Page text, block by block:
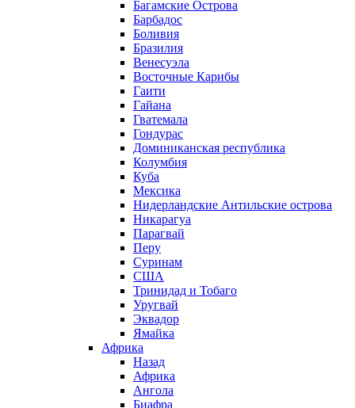
Багамские Острова
Барбадос
Боливия
Бразилия
Венесуэла
Восточные Карибы
Гаити
Гайана
Гватемала
Гондурас
Доминиканская республика
Колумбия
Куба
Мексика
Нидерландские Антильские острова
Никарагуа
Парагвай
Перу
Суринам
США
Тринидад и Тобаго
Уругвай
Эквадор
Ямайка
Африка
Назад
Африка
Ангола
Биафра